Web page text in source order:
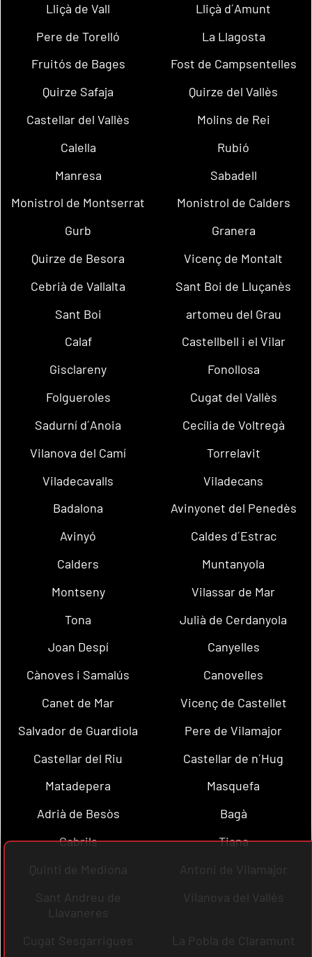
Lliçà de Vall
Lliçà d´Amunt
Pere de Torelló
La Llagosta
Fruitós de Bages
Fost de Campsentelles
Quirze Safaja
Quirze del Vallès
Castellar del Vallès
Molins de Rei
Calella
Rubió
Manresa
Sabadell
Monistrol de Montserrat
Monistrol de Calders
Gurb
Granera
Quirze de Besora
Vicenç de Montalt
Cebrià de Vallalta
Sant Boi de Lluçanès
Sant Boi
artomeu del Grau
Calaf
Castellbell i el Vilar
Gisclareny
Fonollosa
Folgueroles
Cugat del Vallès
Sadurní d´Anoia
Cecília de Voltregà
Vilanova del Camí
Torrelavit
Viladecavalls
Viladecans
Badalona
Avinyonet del Penedès
Avinyó
Caldes d´Estrac
Calders
Muntanyola
Montseny
Vilassar de Mar
Tona
Julià de Cerdanyola
Joan Despí
Canyelles
Cànoves i Samalús
Canovelles
Canet de Mar
Vicenç de Castellet
Salvador de Guardiola
Pere de Vilamajor
Castellar del Riu
Castellar de n´Hug
Matadepera
Masquefa
Adrià de Besòs
Bagà
Cabrils
Tiana
Quintí de Mediona
Antoni de Vilamajor
Sant Andreu de
Llavaneres
Vilanova del Vallès
Cugat Sesgarrigues
La Pobla de Claramunt